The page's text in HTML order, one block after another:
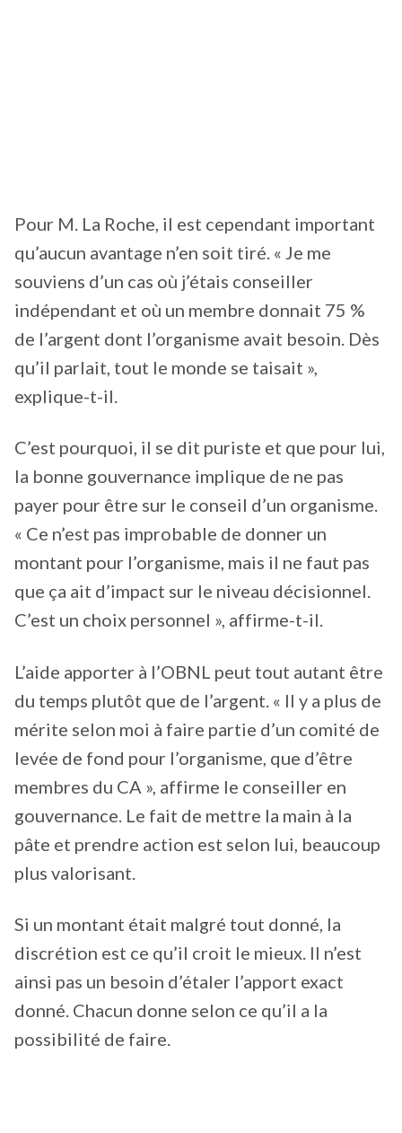
Pour M. La Roche, il est cependant important
qu’aucun avantage n’en soit tiré. « Je me
souviens d’un cas où j’étais conseiller
indépendant et où un membre donnait 75 %
de l’argent dont l’organisme avait besoin. Dès
qu’il parlait, tout le monde se taisait »,
explique-t-il.
C’est pourquoi, il se dit puriste et que pour lui,
la bonne gouvernance implique de ne pas
payer pour être sur le conseil d’un organisme.
« Ce n’est pas improbable de donner un
montant pour l’organisme, mais il ne faut pas
que ça ait d’impact sur le niveau décisionnel.
C’est un choix personnel », affirme-t-il.
L’aide apporter à l’OBNL peut tout autant être
du temps plutôt que de l’argent. « Il y a plus de
mérite selon moi à faire partie d’un comité de
levée de fond pour l’organisme, que d’être
membres du CA », affirme le conseiller en
gouvernance. Le fait de mettre la main à la
pâte et prendre action est selon lui, beaucoup
plus valorisant.
Si un montant était malgré tout donné, la
discrétion est ce qu’il croit le mieux. Il n’est
ainsi pas un besoin d’étaler l’apport exact
donné. Chacun donne selon ce qu’il a la
possibilité de faire.